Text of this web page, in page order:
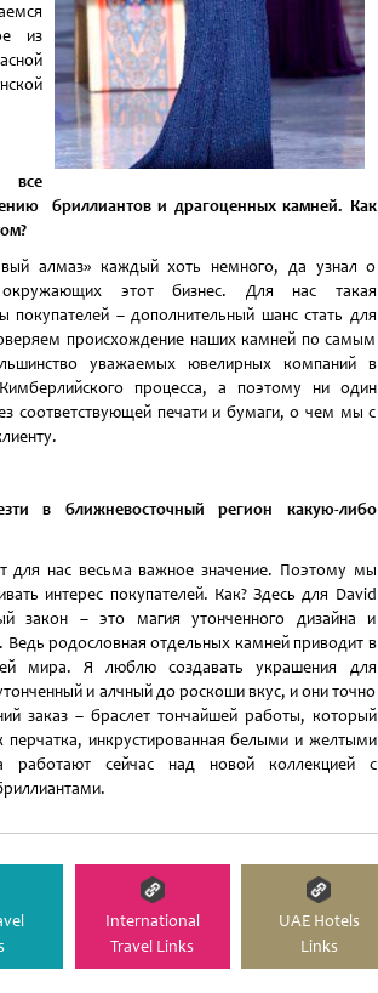
из
все
бриллиантов и драгоценных камней. Как
алмаз» каждый хоть немного, да узнал о
этот бизнес. Для нас такая
покупателей – дополнительный шанс стать для
происхождение наших камней по самым
уважаемых ювелирных компаний в
процесса, а поэтому ни один
соответствующей печати и бумаги, о чем мы с
в ближневосточный регион какую-либо
для нас весьма важное значение. Поэтому мы
интерес покупателей. Как? Здесь для David
закон – это магия утонченного дизайна и
Ведь родословная отдельных камней приводит в
мира. Я люблю создавать украшения для
и алчный до роскоши вкус, и они точно
заказ – браслет тончайшей работы, который
перчатка, инкрустированная белыми и желтыми
работают сейчас над новой коллекцией с
International
Travel Links
UAE Hotels
Links